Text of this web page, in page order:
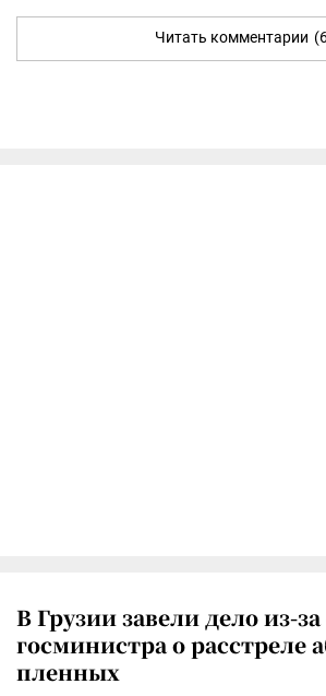
Читать комментарии
В Грузии завели дело из-за
госминистра о расстреле
пленных